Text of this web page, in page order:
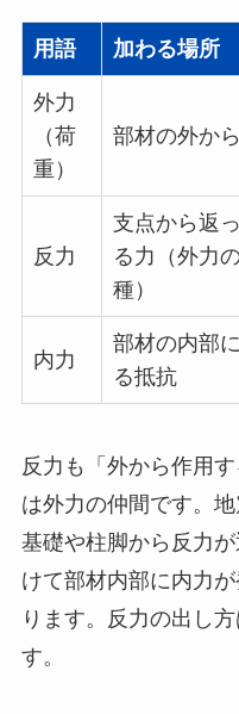
用語 加わる場所
外力
（荷
重）
部材の外か
反力
支点から返
る力（外力
種）
内力
部材の内部
る抵抗
反力も「外から作用
は外力の仲間です。
基礎や柱脚から反力
けて部材内部に内力
ります。反力の出し
す。